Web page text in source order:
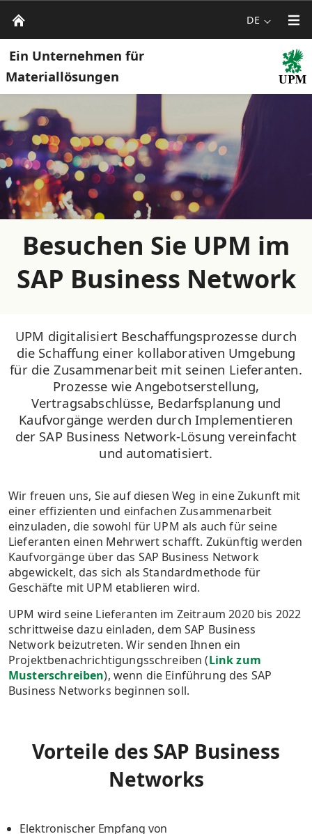
DE
Ein Unternehmen für
Materiallösungen
Besuchen Sie UPM im
SAP Business Network
UPM digitalisiert Beschaffungsprozesse durch
die Schaffung einer kollaborativen Umgebung
für die Zusammenarbeit mit seinen Lieferanten.
Prozesse wie Angebotserstellung,
Vertragsabschlüsse, Bedarfsplanung und
Kaufvorgänge werden durch Implementieren
der SAP Business Network-Lösung vereinfacht
und automatisiert.
Wir freuen uns, Sie auf diesen Weg in eine Zukunft mit
einer effizienten und einfachen Zusammenarbeit
einzuladen, die sowohl für UPM als auch für seine
Lieferanten einen Mehrwert schafft. Zukünftig werden
Kaufvorgänge über das SAP Business Network
abgewickelt, das sich als Standardmethode für
Geschäfte mit UPM etablieren wird.
UPM wird seine Lieferanten im Zeitraum 2020 bis 2022
schrittweise dazu einladen, dem SAP Business
Network beizutreten. Wir senden Ihnen ein
Projektbenachrichtigungsschreiben (Link zum
Musterschreiben), wenn die Einführung des SAP
Business Networks beginnen soll.
Vorteile des SAP Business
Networks
Elektronischer Empfang von